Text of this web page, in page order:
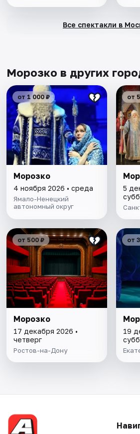
Все спектакли в
Морозко в других
от 1 000 ₽
Морозко
4 ноября 2026 • среда
Ямало-Ненецкий
автономный округ
от
5
от 500 ₽
Морозко
17 декабря 2026 •
четверг
Ростов-на-Дону
от
19